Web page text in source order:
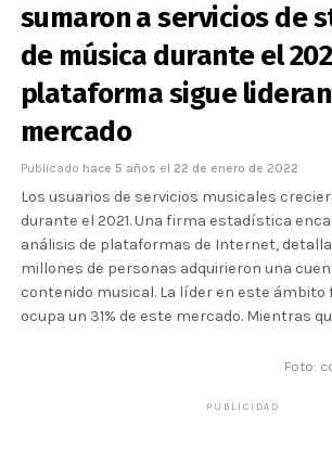
sumaron a servicios de
de música durante el
plataforma sigue
mercado
Publicado hace 5 años el 22 de enero de 2022
Los usuarios de servicios musicales
durante el 2021. Una firma estadística
análisis de plataformas de Internet, detalla
millones de personas adquirieron una
contenido musical. La líder en este ámbito
ocupa un 31% de este mercado. Mientras
Foto:
PUBLICIDAD